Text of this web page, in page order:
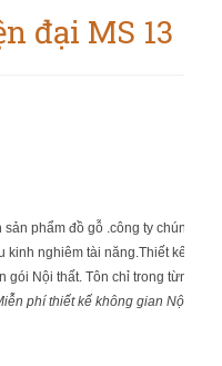
đại MS 13
phẩm đồ gỗ .công ty chúng
kinh nghiêm tài năng.Thiết kế
gói Nội thất. Tôn chỉ trong từng
phí thiết kế không gian Nội